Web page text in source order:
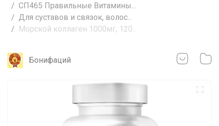
СП465 Правильные Витамины...
Для суставов и связок, волос...
Морской коллаген 1000мг, 120...
Бонифаций